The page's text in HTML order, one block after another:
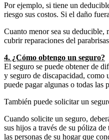
Por ejemplo, si tiene un
riesgo sus costos. Si el daño
Cuanto menor sea su deducible,
cubrir reparaciones del
4. ¿Cómo obtengo un seguro?
El seguro se puede obtener de
y seguro de discapacidad, como
puede pagar algunas o todas las
También puede solicitar un
Cuando solicite un seguro,
sus hijos a través de su póliza
las personas de su hogar que